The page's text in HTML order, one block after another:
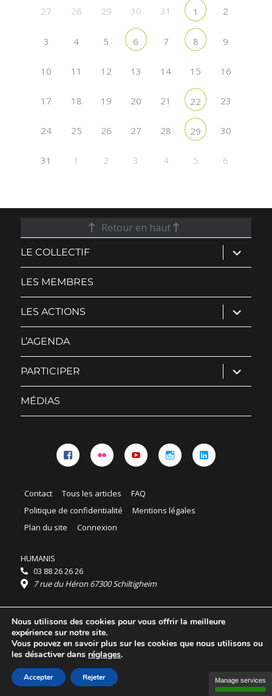
27 28 29 30 31 1 2
3 4 5 6 7 8 9
10 11 12 13 14 15 16
17 18 19 20 21 22 23
24 25 26 27 28 29 30
31 1 2 3 4 5 6
Retour en haut
LE COLLECTIF ouvrir
le
sous-
LES MEMBRES
LES ACTIONS ouvrir
le
sous-
L’AGENDA
PARTICIPER ouvrir
le
sous-
MÉDIAS
Contact Tous les articles
FAQ
Politique de confidentialité
Mentions légales
Plan du site
Connexion
HUMANIS
03 88 26 26 26
7 rue du Héron 67300 Schiltigheim
Horaires :
HUMANIS : du lundi au vendredi 9h - 18h
Ordidocaz : du lundi au vendredi 8h - 19h
© 2025 HUMANIS, tous droits réservés.
Licence Creative Commons Attribution 4.0
International
Nous utilisons des cookies pour vous offrir la meilleure
expérience sur notre site.
Vous pouvez en savoir plus sur les cookies que nous utilisons ou
les désactiver dans réglages.
Accepter Rejeter Manage services